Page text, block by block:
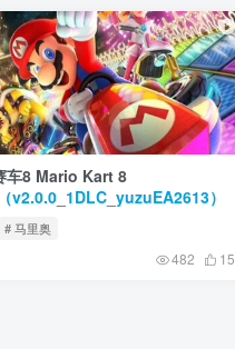
车8 Mario Kart 8
（v2.0.0_1DLC_yuzuEA2613）
# 马里奥
482 15